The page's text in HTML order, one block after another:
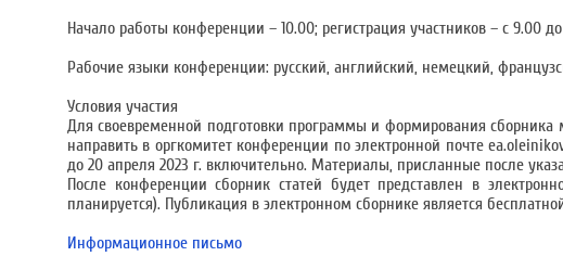
Начало работы конференции – 10.00; регистрация участников – с 9.00 до
Рабочие языки конференции: русский, английский, немецкий,
Условия участия
Для своевременной подготовки программы и формирования сборника
направить в оргкомитет конференции по электронной почте
до 20 апреля 2023 г. включительно. Материалы, присланные после
После конференции сборник статей будет представлен в
планируется). Публикация в электронном сборнике является
Информационное письмо